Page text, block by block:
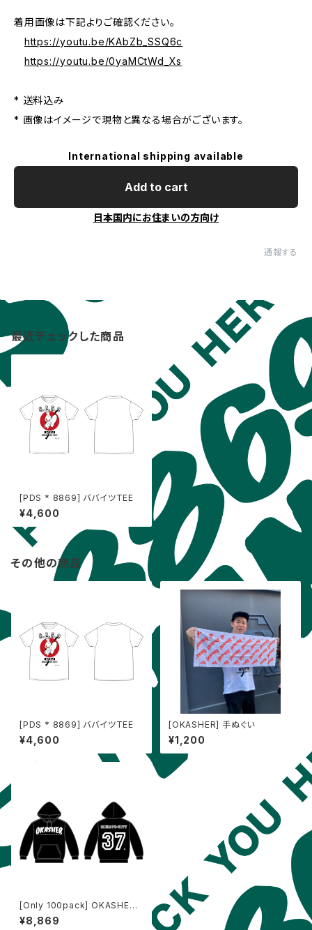
着用画像は下記よりご確認ください。
https://youtu.be/KAbZb_SSQ6c
https://youtu.be/0yaMCtWd_Xs
* 送料込み
* 画像はイメージで現物と異なる場合がございます。
International shipping available
Add to cart
日本国内にお住まいの方向け
通報する
最近チェックした商品
[PDS * 8869] ババイツTEE
¥4,600
その他の商品
[PDS * 8869] ババイツTEE
¥4,600
[OKASHER] 手ぬぐい
¥1,200
[Only 100pack] OKASHER
Hoodie Set（b/white）
¥8,869